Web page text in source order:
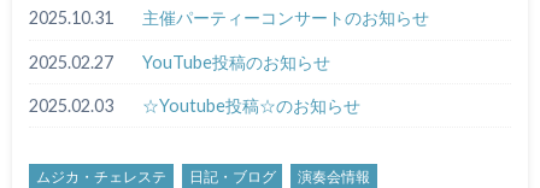
2025.10.31 主催パーティーコンサートのお知らせ
2025.02.27 YouTube投稿のお知らせ
2025.02.03 ☆Youtube投稿☆のお知らせ
ムジカ・チェレステ 日記・ブログ 演奏会情報